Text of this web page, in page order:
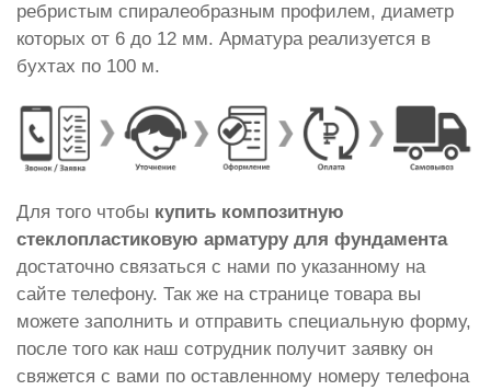
ребристым спиралеобразным профилем, диаметр
которых от 6 до 12 мм. Арматура реализуется в
бухтах по 100 м.
Для того чтобы купить композитную
стеклопластиковую арматуру для фундамента
достаточно связаться с нами по указанному на
сайте телефону. Так же на странице товара вы
можете заполнить и отправить специальную форму,
после того как наш сотрудник получит заявку он
свяжется с вами по оставленному номеру телефона